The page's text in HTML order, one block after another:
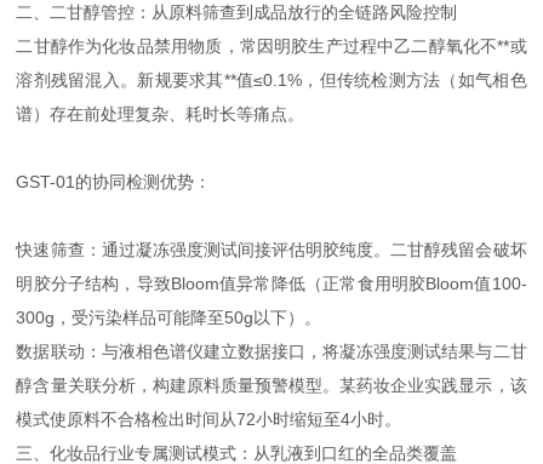
二、二甘醇管控：从原料筛查到成品放行的全链路风险控制
二甘醇作为化妆品禁用物质，常因明胶生产过程中乙二醇氧化不**或
溶剂残留混入。新规要求其**值≤0.1%，但传统检测方法（如气相色
谱）存在前处理复杂、耗时长等痛点。
GST-01的协同检测优势：
快速筛查：通过凝冻强度测试间接评估明胶纯度。二甘醇残留会破坏
明胶分子结构，导致Bloom值异常降低（正常食用明胶Bloom值100-
300g，受污染样品可能降至50g以下）。
数据联动：与液相色谱仪建立数据接口，将凝冻强度测试结果与二甘
醇含量关联分析，构建原料质量预警模型。某药妆企业实践显示，该
模式使原料不合格检出时间从72小时缩短至4小时。
三、化妆品行业专属测试模式：从乳液到口红的全品类覆盖